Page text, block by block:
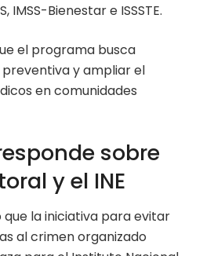
IMSS-Bienestar e ISSSTE.
el programa busca
y ampliar el
en comunidades
sobre
y el INE
la iniciativa para evitar
al crimen organizado